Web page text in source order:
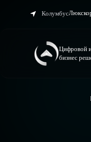
Колумбус
Цифровой
бизнес